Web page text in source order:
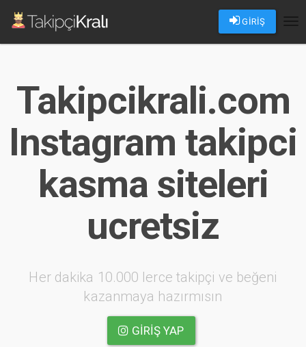
GİRİŞ
Takipcikrali.com
Instagram takipci
kasma siteleri
ucretsiz
Her dakika 10.000 lerce takipçi ve beğeni
kazanmaya hazırmısın
GIRIŞ YAP